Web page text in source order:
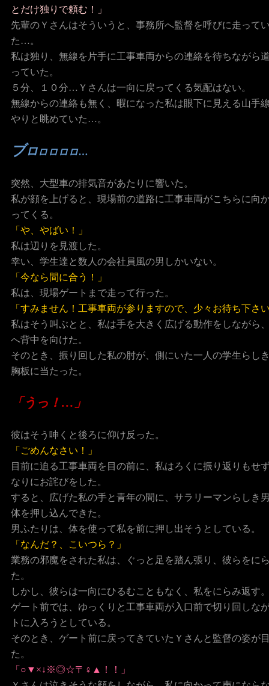
とだけ独りで頼む！」
先輩のＹさんはそういうと、事務所へ監督を呼びに走って
た…。
私は独り、無線を片手に工事車両からの連絡を待ちながら
っていた。
５分、１０分…Ｙさんは一向に戻ってくる気配はない。
無線からの連絡も無く、暇になった私は眼下に見える山手
やりと眺めていた…。
ブロロロロロ…
突然、大型車の排気音があたりに響いた。
私が顔を上げると、現場前の道路に工事車両がこちらに向
ってくる。
「や、やばい！」
私は辺りを見渡した。
幸い、学生達と数人の会社員風の男しかいない。
「今なら間に合う！」
私は、現場ゲートまで走って行った。
「すみません！工事車両が参りますので、少々お待ち下さ
私はそう叫ぶとと、私は手を大きく広げる動作をしながら
へ背中を向けた。
そのとき、振り回した私の肘が、側にいた一人の学生らし
胸板に当たった。
「うっ！…」
彼はそう呻くと後ろに仰け反った。
「ごめんなさい！」
目前に迫る工事車両を目の前に、私はろくに振り返りもせ
なりにお詫びをした。
すると、広げた私の手と青年の間に、サラリーマンらしき
体を押し込んできた。
男ふたりは、体を使って私を前に押し出そうとしている。
「なんだ？、こいつら？」
業務の邪魔をされた私は、ぐっと足を踏ん張り、彼らをに
た。
しかし、彼らは一向にひるむこともなく、私をにらみ返す
ゲート前では、ゆっくりと工事車両が入口前で切り回しな
トに入ろうとしている。
そのとき、ゲート前に戻ってきていたＹさんと監督の姿が
た。
「○▼×↓※◎☆〒♀▲！！」